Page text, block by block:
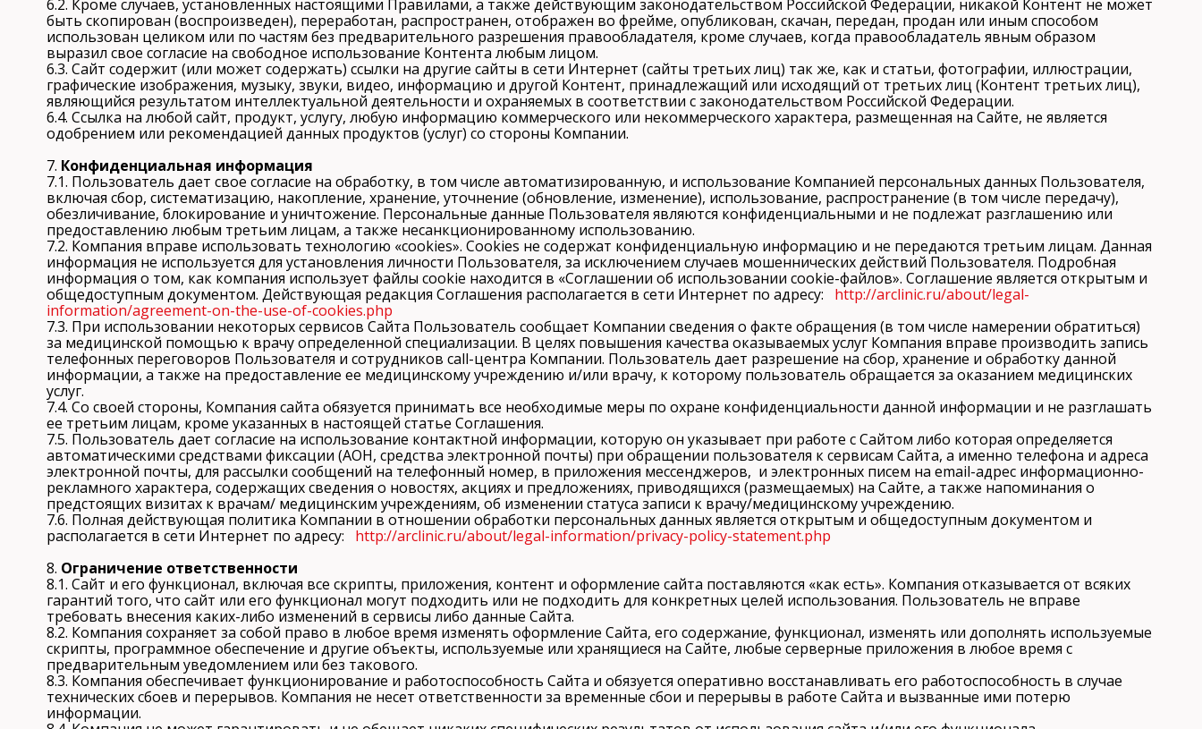
6.2. Кроме случаев, установленных настоящими Правилами, а также действующим законодательством Российской Федерации, никакой Контент не может
быть скопирован (воспроизведен), переработан, распространен, отображен во фрейме, опубликован, скачан, передан, продан или иным способом
использован целиком или по частям без предварительного разрешения правообладателя, кроме случаев, когда правообладатель явным образом
выразил свое согласие на свободное использование Контента любым лицом.
6.3. Сайт содержит (или может содержать) ссылки на другие сайты в сети Интернет (сайты третьих лиц) так же, как и статьи, фотографии, иллюстрации,
графические изображения, музыку, звуки, видео, информацию и другой Контент, принадлежащий или исходящий от третьих лиц (Контент третьих лиц),
являющийся результатом интеллектуальной деятельности и охраняемых в соответствии с законодательством Российской Федерации.
6.4. Ссылка на любой сайт, продукт, услугу, любую информацию коммерческого или некоммерческого характера, размещенная на Сайте, не является
одобрением или рекомендацией данных продуктов (услуг) со стороны Компании.
7. Конфиденциальная информация
7.1. Пользователь дает свое согласие на обработку, в том числе автоматизированную, и использование Компанией персональных данных Пользователя,
включая сбор, систематизацию, накопление, хранение, уточнение (обновление, изменение), использование, распространение (в том числе передачу),
обезличивание, блокирование и уничтожение. Персональные данные Пользователя являются конфиденциальными и не подлежат разглашению или
предоставлению любым третьим лицам, а также несанкционированному использованию.
7.2. Компания вправе использовать технологию «cookies». Cookies не содержат конфиденциальную информацию и не передаются третьим лицам. Данная
информация не используется для установления личности Пользователя, за исключением случаев мошеннических действий Пользователя. Подробная
информация о том, как компания использует файлы cookie находится в «Соглашении об использовании cookie-файлов». Соглашение является открытым и
общедоступным документом. Действующая редакция Соглашения располагается в сети Интернет по адресу: http://arclinic.ru/about/legal-
information/agreement-on-the-use-of-cookies.php
7.3. При использовании некоторых сервисов Сайта Пользователь сообщает Компании сведения о факте обращения (в том числе намерении обратиться)
за медицинской помощью к врачу определенной специализации. В целях повышения качества оказываемых услуг Компания вправе производить запись
телефонных переговоров Пользователя и сотрудников call-центра Компании. Пользователь дает разрешение на сбор, хранение и обработку данной
информации, а также на предоставление ее медицинскому учреждению и/или врачу, к которому пользователь обращается за оказанием медицинских
услуг.
7.4. Со своей стороны, Компания сайта обязуется принимать все необходимые меры по охране конфиденциальности данной информации и не разглашать
ее третьим лицам, кроме указанных в настоящей статье Соглашения.
7.5. Пользователь дает согласие на использование контактной информации, которую он указывает при работе с Сайтом либо которая определяется
автоматическими средствами фиксации (АОН, средства электронной почты) при обращении пользователя к сервисам Сайта, а именно телефона и адреса
электронной почты, для рассылки сообщений на телефонный номер, в приложения мессенджеров, и электронных писем на email-адрес информационно-
рекламного характера, содержащих сведения о новостях, акциях и предложениях, приводящихся (размещаемых) на Сайте, а также напоминания о
предстоящих визитах к врачам/ медицинским учреждениям, об изменении статуса записи к врачу/медицинскому учреждению.
7.6. Полная действующая политика Компании в отношении обработки персональных данных является открытым и общедоступным документом и
располагается в сети Интернет по адресу: http://arclinic.ru/about/legal-information/privacy-policy-statement.php
8. Ограничение ответственности
8.1. Сайт и его функционал, включая все скрипты, приложения, контент и оформление сайта поставляются «как есть». Компания отказывается от всяких
гарантий того, что сайт или его функционал могут подходить или не подходить для конкретных целей использования. Пользователь не вправе
требовать внесения каких-либо изменений в сервисы либо данные Сайта.
8.2. Компания сохраняет за собой право в любое время изменять оформление Сайта, его содержание, функционал, изменять или дополнять используемые
скрипты, программное обеспечение и другие объекты, используемые или хранящиеся на Сайте, любые серверные приложения в любое время с
предварительным уведомлением или без такового.
8.3. Компания обеспечивает функционирование и работоспособность Сайта и обязуется оперативно восстанавливать его работоспособность в случае
технических сбоев и перерывов. Компания не несет ответственности за временные сбои и перерывы в работе Сайта и вызванные ими потерю
информации.
Имя и фамилия